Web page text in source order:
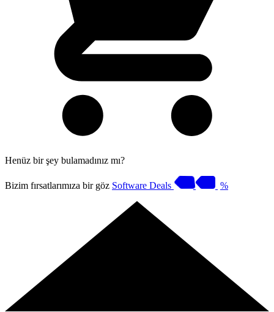
Henüz bir şey bulamadınız mı?
Bizim fırsatlarımıza bir göz Software Deals %